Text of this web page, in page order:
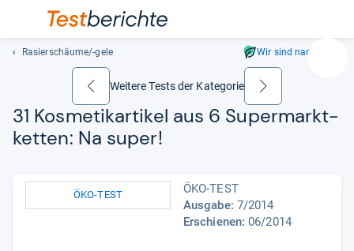
Rasierschäume/-gele Wir sind nachhaltig
31 Kos­me­tik­ar­ti­kel aus 6 Super­markt­
ket­ten: Na super!
zurück Weitere Tests der Kategorie weiter
ÖKO-TEST
ÖKO-TEST
Ausgabe: 7/2014
Erschienen: 06/2014